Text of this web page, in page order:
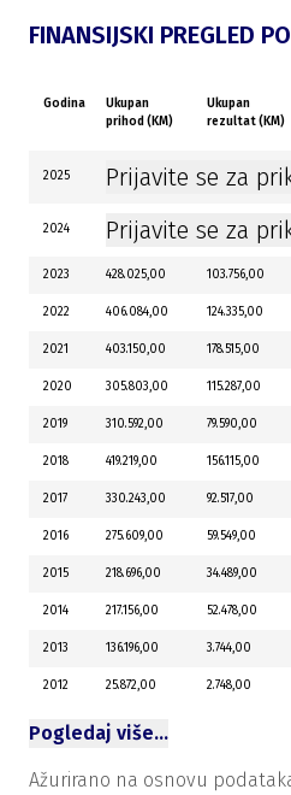
FINANSIJSKI PREGLED
Godina
Ukupan
prihod (KM)
Ukupan
rezultat (KM)
2025 Prijavite se za
2024 Prijavite se za
2023 428.025,00 103.756,00
2022 406.084,00 124.335,00
2021 403.150,00 178.515,00
2020 305.803,00 115.287,00
2019 310.592,00 79.590,00
2018 419.219,00 156.115,00
2017 330.243,00 92.517,00
2016 275.609,00 59.549,00
2015 218.696,00 34.489,00
2014 217.156,00 52.478,00
2013 136.196,00 3.744,00
2012 25.872,00 2.748,00
Pogledaj više…
Ažurirano na osnovu